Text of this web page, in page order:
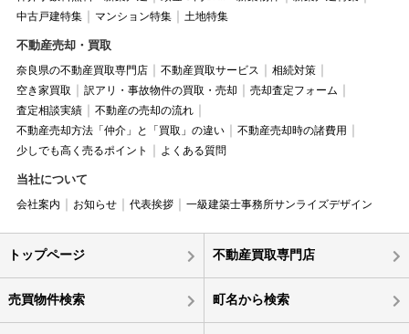
中古戸建特集
マンション特集 土地特集
不動産売却・買取
奈良県の不動産買取専門店 不動産買取サービス
相続対策
空き家買取
訳アリ・事故物件の買取・売却
売却査定フォーム
査定相談実績
不動産の売却の流れ
不動産売却方法「仲介」と「買取」の違い
不動産売却時の諸費用
少しでも高く売るポイント
よくある質問
当社について
会社案内 お知らせ 代表挨拶 一級建築士事務所サンライズデザイン
トップページ 不動産買取専門店
売買物件検索 町名から検索